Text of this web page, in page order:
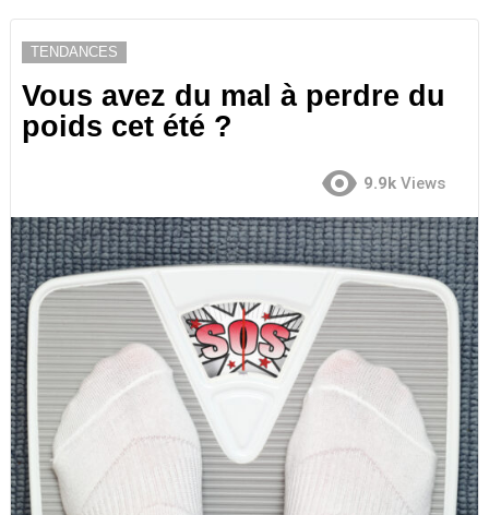
TENDANCES
Vous avez du mal à perdre du
poids cet été ?
9.9k Views